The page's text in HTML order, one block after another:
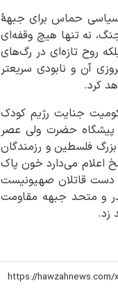
سیاسی حماس برای جبهۀ
نه تنها هیچ وقفه‌ای
روح تازه‌ای در رگ‌های
آن و نابودی سریعتر
کرد.
جنایت رژیم کودک
پیشگاه حضرت ولی عصر
فلسطین و رزمندگان
اعلام می‌دارد خون پاک
دست قاتلان صهیونیست
و متحد جبهه مقاومت
زد.